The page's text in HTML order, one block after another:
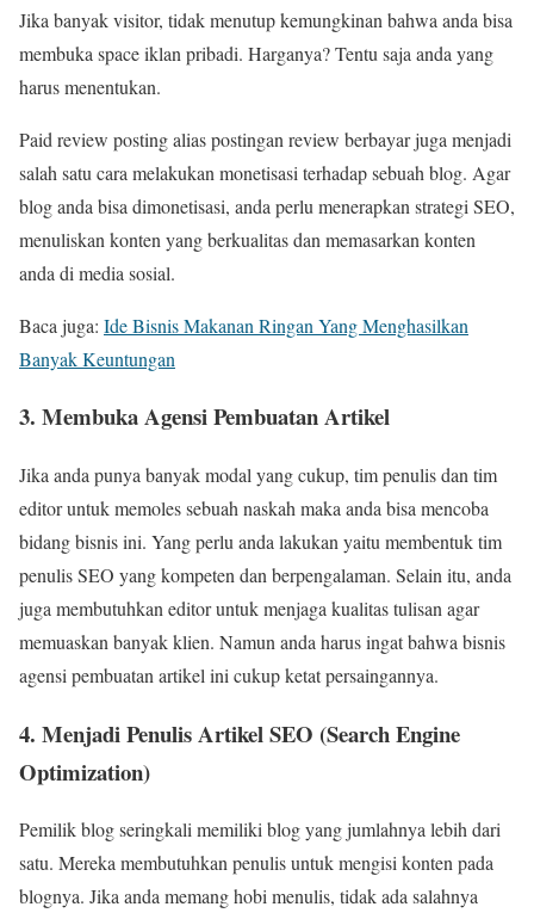
Jika banyak visitor, tidak menutup kemungkinan bahwa anda bisa
membuka space iklan pribadi. Harganya? Tentu saja anda yang
harus menentukan.
Paid review posting alias postingan review berbayar juga menjadi
salah satu cara melakukan monetisasi terhadap sebuah blog. Agar
blog anda bisa dimonetisasi, anda perlu menerapkan strategi SEO,
menuliskan konten yang berkualitas dan memasarkan konten
anda di media sosial.
Baca juga: Ide Bisnis Makanan Ringan Yang Menghasilkan
Banyak Keuntungan
3. Membuka Agensi Pembuatan Artikel
Jika anda punya banyak modal yang cukup, tim penulis dan tim
editor untuk memoles sebuah naskah maka anda bisa mencoba
bidang bisnis ini. Yang perlu anda lakukan yaitu membentuk tim
penulis SEO yang kompeten dan berpengalaman. Selain itu, anda
juga membutuhkan editor untuk menjaga kualitas tulisan agar
memuaskan banyak klien. Namun anda harus ingat bahwa bisnis
agensi pembuatan artikel ini cukup ketat persaingannya.
4. Menjadi Penulis Artikel SEO (Search Engine
Optimization)
Pemilik blog seringkali memiliki blog yang jumlahnya lebih dari
satu. Mereka membutuhkan penulis untuk mengisi konten pada
blognya. Jika anda memang hobi menulis, tidak ada salahnya